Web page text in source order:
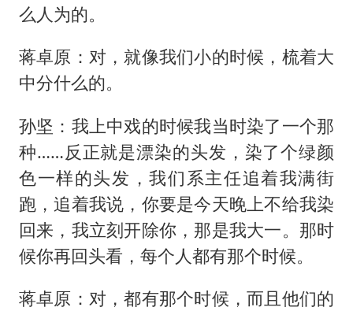
么人为的。
蒋卓原：对，就像我们小的时候，梳着大
中分什么的。
孙坚：我上中戏的时候我当时染了一个那
种……反正就是漂染的头发，染了个绿颜
色一样的头发，我们系主任追着我满街
跑，追着我说，你要是今天晚上不给我染
回来，我立刻开除你，那是我大一。那时
候你再回头看，每个人都有那个时候。
蒋卓原：对，都有那个时候，而且他们的